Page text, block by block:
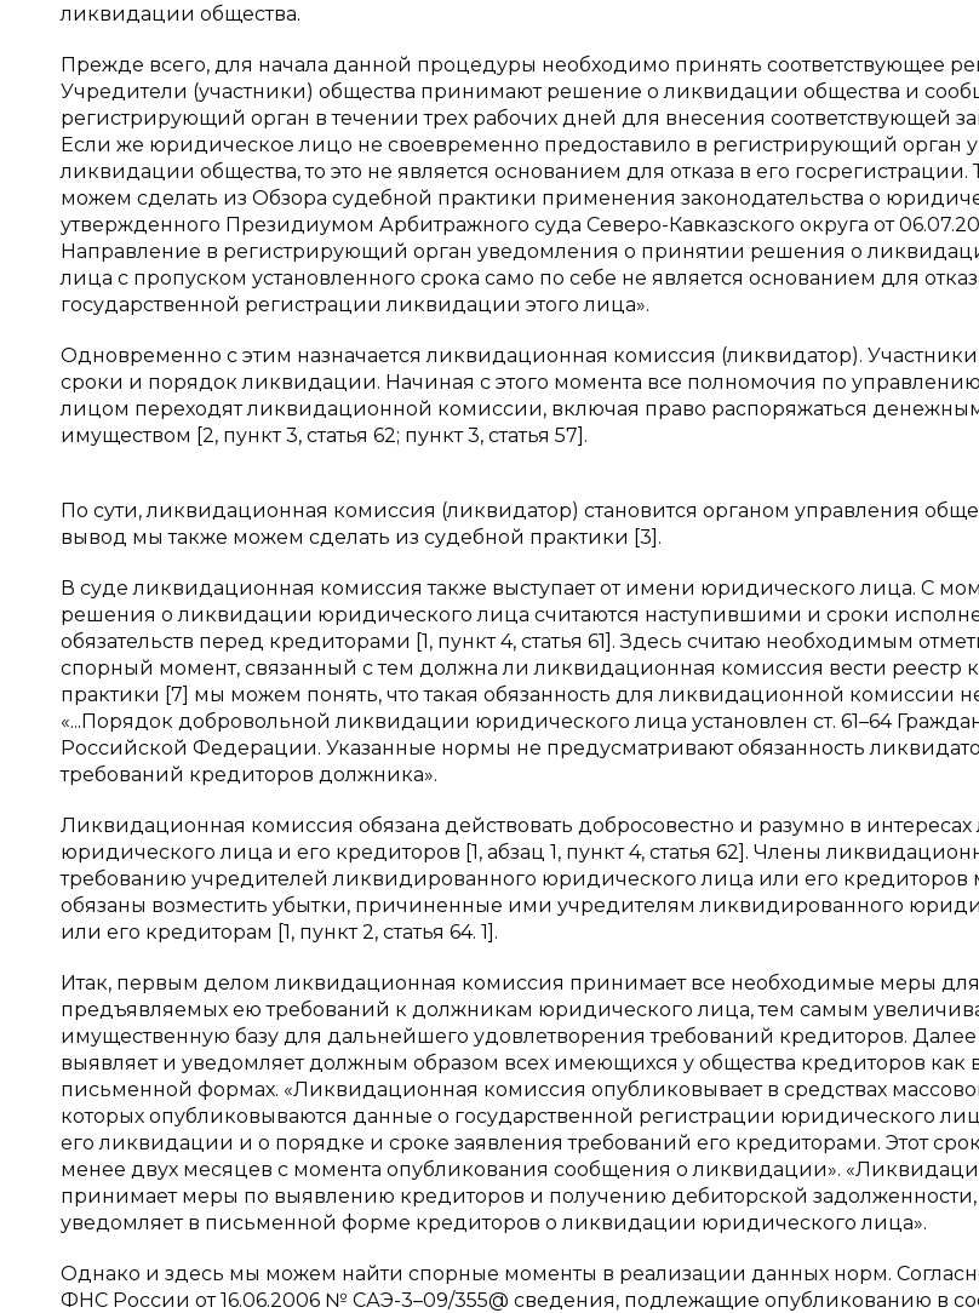
ликвидации общества.
Прежде всего, для начала данной процедуры необходимо принять соответствующее
Учредители (участники) общества принимают решение о ликвидации общества и
регистрирующий орган в течении трех рабочих дней для внесения соответствующей
Если же юридическое лицо не своевременно предоставило в регистрирующий орган
ликвидации общества, то это не является основанием для отказа в его
можем сделать из Обзора судебной практики применения законодательства о
утвержденного Президиумом Арбитражного суда Северо-Кавказского округа от
Направление в регистрирующий орган уведомления о принятии решения о
лица с пропуском установленного срока само по себе не является основанием для
государственной регистрации ликвидации этого лица».
Одновременно с этим назначается ликвидационная комиссия (ликвидатор).
сроки и порядок ликвидации. Начиная с этого момента все полномочия по
лицом переходят ликвидационной комиссии, включая право распоряжаться
имуществом [2, пункт 3, статья 62; пункт 3, статья 57].
По сути, ликвидационная комиссия (ликвидатор) становится органом управления
вывод мы также можем сделать из судебной практики [3].
В суде ликвидационная комиссия также выступает от имени юридического лица. С
решения о ликвидации юридического лица считаются наступившими и сроки
обязательств перед кредиторами [1, пункт 4, статья 61]. Здесь считаю необходимым
спорный момент, связанный с тем должна ли ликвидационная комиссия вести реестр
практики [7] мы можем понять, что такая обязанность для ликвидационной комиссии
«...Порядок добровольной ликвидации юридического лица установлен ст. 61–64
Российской Федерации. Указанные нормы не предусматривают обязанность
требований кредиторов должника».
Ликвидационная комиссия обязана действовать добросовестно и разумно в
юридического лица и его кредиторов [1, абзац 1, пункт 4, статья 62]. Члены
требованию учредителей ликвидированного юридического лица или его кредиторов
обязаны возместить убытки, причиненные ими учредителям ликвидированного
или его кредиторам [1, пункт 2, статья 64. 1].
Итак, первым делом ликвидационная комиссия принимает все необходимые меры
предъявляемых ею требований к должникам юридического лица, тем самым
имущественную базу для дальнейшего удовлетворения требований кредиторов.
выявляет и уведомляет должным образом всех имеющихся у общества кредиторов как в
письменной формах. «Ликвидационная комиссия опубликовывает в средствах
которых опубликовываются данные о государственной регистрации юридического
его ликвидации и о порядке и сроке заявления требований его кредиторами. Этот
менее двух месяцев с момента опубликования сообщения о ликвидации».
принимает меры по выявлению кредиторов и получению дебиторской задолженности,
уведомляет в письменной форме кредиторов о ликвидации юридического лица».
Однако и здесь мы можем найти спорные моменты в реализации данных норм.
ФНС России от 16.06.2006 № САЭ-3–09/355@ сведения, подлежащие опубликованию в